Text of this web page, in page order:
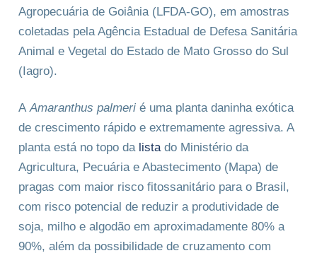
Agropecuária de Goiânia (LFDA-GO), em amostras
coletadas pela Agência Estadual de Defesa Sanitária
Animal e Vegetal do Estado de Mato Grosso do Sul
(Iagro).
AAmaranthus palmeri é uma planta daninha exótica
de crescimento rápido e extremamente agressiva. A
planta está no topo da listado Ministério da
Agricultura, Pecuária e Abastecimento (Mapa) de
pragas com maior risco fitossanitário para o Brasil,
com risco potencial de reduzir a produtividade de
soja, milho e algodão em aproximadamente 80% a
90%, além da possibilidade de cruzamento com